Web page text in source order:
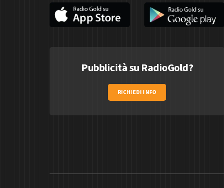
Pubblicità su RadioGold?
RICHIEDI INFO